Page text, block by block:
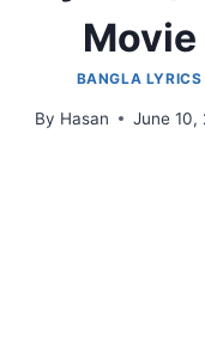
Movie
BANGLA LYRICS
By Hasan June 10,